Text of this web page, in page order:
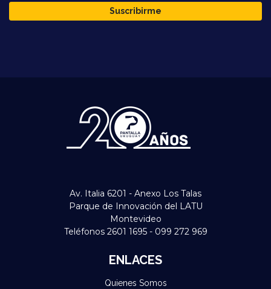
Suscribirme
Av. Italia 6201 - Anexo Los Talas
Parque de Innovación del LATU
Montevideo
Teléfonos 2601 1695 - 099 272 969
ENLACES
Quienes Somos